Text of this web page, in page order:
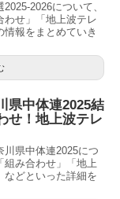
2026について、
わせ」「地上波テレ
情報をまとめていき
県中体連2025結
せ！地上波テレ
県中体連2025につ
組み合わせ」「地上
などといった詳細を